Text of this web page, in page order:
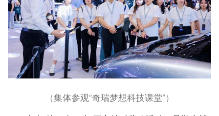
（集体参观“奇瑞梦想科技课堂”）